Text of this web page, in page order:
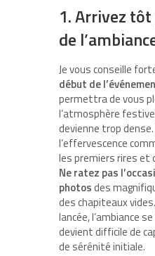
1. Arrivez
de
Je vous conseille
début de
permettra de vous
l’atmosphère
devienne trop
l’effervescence
les premiers rires et
Ne ratez pas
photosdes
des chapiteaux
lancée, l’ambiance
devient difficile de
de sérénité initiale.